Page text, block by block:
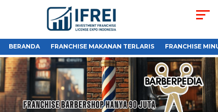
BERANDA FRANCHISE MAKANAN TERLARIS FRANCHISE